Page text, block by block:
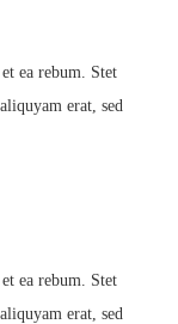
ea rebum. Stet
erat, sed
ea rebum. Stet
erat, sed